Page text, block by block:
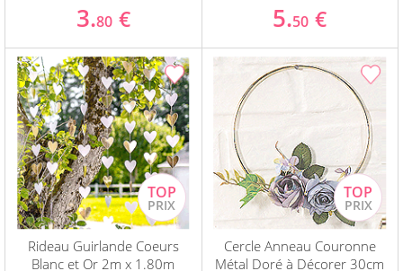
3.80 € 5.50 €
Rideau Guirlande Coeurs
Blanc et Or 2m x 1.80m
Cercle Anneau Couronne
Métal Doré à Décorer 30cm